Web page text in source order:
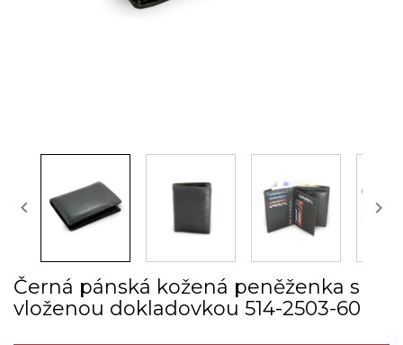
 
Černá pánská kožená peněženka s
vloženou dokladovkou 514­-2503­-60